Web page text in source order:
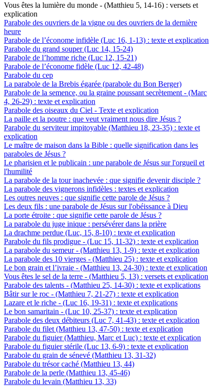
Vous êtes la lumière du monde - (Matthieu 5, 14-16) : versets et
explication
Parabole des ouvriers de la vigne ou des ouvriers de la dernière
heure
Parabole de l’économe infidèle (Luc 16, 1-13) : texte et explication
Parabole du grand souper (Luc 14, 15-24)
Parabole de l’homme riche (Luc 12, 15-21)
Parabole de l’économe fidèle (Luc 12, 42-48)
Parabole du cep
La parabole de la Brebis égarée (parabole du Bon Berger)
Parabole de la semence, ou la graine poussant secrètement - (Marc
4, 26-29) : texte et explication
Parabole des oiseaux du Ciel - Texte et explication
La paille et la poutre : que veut vraiment nous dire Jésus ?
Parabole du serviteur impitoyable (Matthieu 18, 23-35) : texte et
explication
Le maître de maison dans la Bible : quelle signification dans les
paraboles de Jésus ?
Le pharisien et le publicain : une parabole de Jésus sur l'orgueil et
l'humilité
La parabole de la tour inachevée : que signifie devenir disciple ?
La parabole des vignerons infidèles : textes et explication
Les outres neuves : que signifie cette parole de Jésus ?
Les deux fils : une parabole de Jésus sur l'obéissance à Dieu
La porte étroite : que signifie cette parole de Jésus ?
La parabole du juge inique : persévérer dans la prière
La drachme perdue (Luc, 15, 8-10) : texte et explication
Parabole du fils prodigue - (Luc 15, 11-32) : texte et explication
La parabole du semeur - (Matthieu 13, 1-9) : texte et explication
La parabole des 10 vierges - (Matthieu 25) : texte et explication
Le bon grain et l’ivraie - (Matthieu 13, 24-30) : texte et explication
Vous êtes le sel de la terre - (Matthieu 5, 13) : versets et explication
Parabole des talents - (Matthieu 25, 14-30) : texte et explications
Bâtir sur le roc - (Matthieu 7, 21-27) : texte et explication
Lazare et le riche - (Luc 16, 19-31) : texte et explications
Le bon samaritain - (Luc 10, 25-37) : texte et explication
Parabole des deux débiteurs (Luc 7, 41-43) : texte et explication
Parabole du filet (Matthieu 13, 47-50) : texte et explication
Parabole du figuier (Matthieu, Marc et Luc) : texte et explication
Parabole du figuier stérile (Luc 13, 6-9) : texte et explication
Parabole du grain de sénevé (Matthieu 13, 31-32)
Parabole du trésor caché (Matthieu 13, 44)
Parabole de la perle (Matthieu 13, 45-46)
Parabole du levain (Matthieu 13, 33)